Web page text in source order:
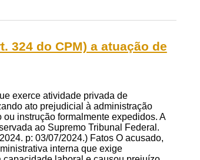
324 do CPM) a atuação de
exerce atividade privada de
ato prejudicial à administração
instrução formalmente expedidos. A
ao Supremo Tribunal Federal.
p: 03/07/2024.) Fatos O acusado,
interna que exige